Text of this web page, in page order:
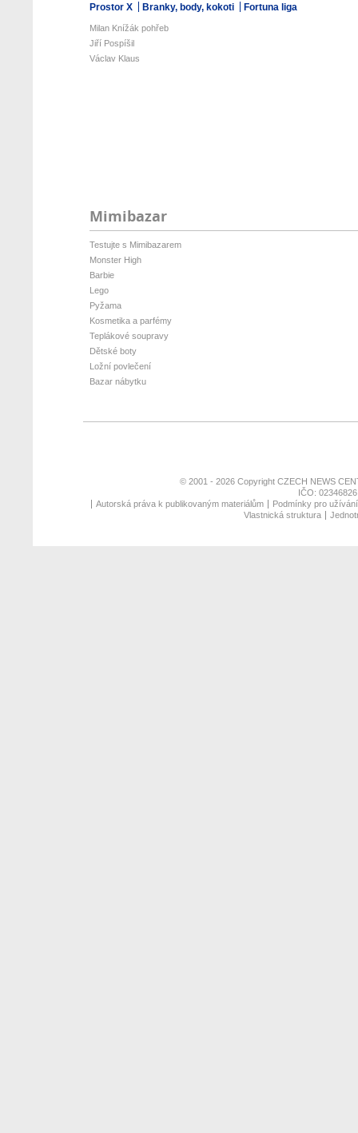
Prostor X Branky, body, kokoti Fortuna liga
Milan Knížák pohřeb
Jiří Pospíšil
Václav Klaus
Mimibazar
Testujte s Mimibazarem
Monster High
Barbie
Lego
Pyžama
Kosmetika a parfémy
Teplákové soupravy
Dětské boty
Ložní povlečení
Bazar nábytku
© 2001 - 2026 Copyright CZECH NEWS
IČO:
Autorská práva k publikovaným materiálům
Podmínky pro
Vlastnická struktura